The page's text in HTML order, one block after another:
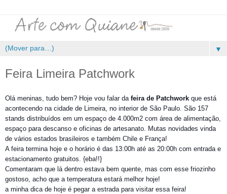
▼
Feira Limeira Patchwork
Olá meninas, tudo bem? Hoje vou falar dafeira de Patchwork que está
acontecendo na cidade de Limeira, no interior de São Paulo. São 157
stands distribuídos em um espaço de 4.000m2 com área de alimentação,
espaço para descanso e oficinas de artesanato. Mutas novidades vinda
de vários estados brasileiros e também Chile e França!
A feira termina hoje e o horário é das 13:00h até as 20:00h com entrada e
estacionamento gratuitos. {eba!!}
Comentaram que lá dentro estava bem quente, mas com esse friozinho
gostoso, acho que a temperatura estará melhor hoje!
a minha dica de hoje é pegar a estrada para visitar essa feira!